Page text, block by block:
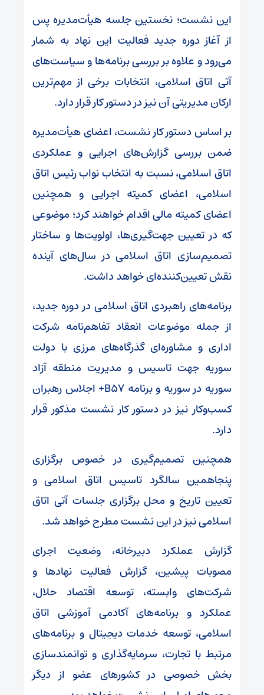
این نشست؛ نخستین جلسه هیأت‌مدیره پس
از آغاز دوره جدید فعالیت این نهاد به شمار
می‌رود و علاوه بر بررسی برنامه‌ها و سیاست‌های
آتی اتاق اسلامی، انتخابات برخی از مهم‌ترین
ارکان مدیریتی آن نیز در دستور کار قرار دارد.
بر اساس دستور کار نشست، اعضای هیأت‌مدیره
ضمن بررسی گزارش‌های اجرایی و عملکردی
اتاق اسلامی، نسبت به انتخاب نواب رئیس اتاق
اسلامی، اعضای کمیته اجرایی و همچنین
اعضای کمیته مالی اقدام خواهند کرد؛ موضوعی
که در تعیین جهت‌گیری‌ها، اولویت‌ها و ساختار
تصمیم‌سازی اتاق اسلامی در سال‌های آینده
نقش تعیین‌کننده‌ای خواهد داشت.
برنامه‌های راهبردی اتاق اسلامی در دوره جدید،
از جمله موضوعات انعقاد تفاهم‌نامه شرکت
اداری و مشاوره‌ای گذرگاه‌های مرزی با دولت
سوریه جهت تاسیس و مدیریت منطقه آزاد
سوریه در سوریه و برنامه B۵۷+ اجلاس رهبران
کسب‌وکار نیز در دستور کار نشست مذکور قرار
دارد.
همچنین تصمیم‌گیری در خصوص برگزاری
پنجاهمین سالگرد تاسیس اتاق اسلامی و
تعیین تاریخ و محل برگزاری جلسات آتی اتاق
اسلامی نیز در این نشست مطرح خواهد شد.
گزارش عملکرد دبیرخانه، وضعیت اجرای
مصوبات پیشین، گزارش فعالیت نهاد‌ها و
شرکت‌های وابسته، توسعه اقتصاد حلال،
عملکرد و برنامه‌های آکادمی آموزشی اتاق
اسلامی، توسعه خدمات دیجیتال و برنامه‌های
مرتبط با تجارت، سرمایه‌گذاری و توانمندسازی
بخش خصوصی در کشور‌های عضو از دیگر